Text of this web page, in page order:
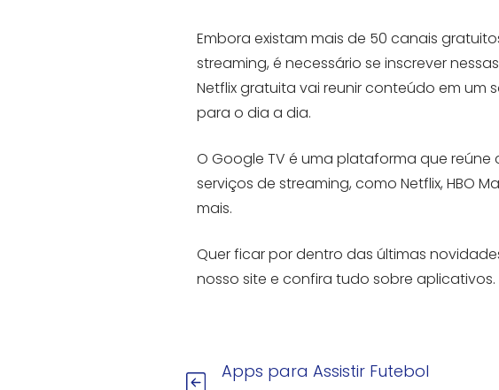
Embora existam mais de 50 canais
streaming, é necessário se inscrever
Netflix gratuita vai reunir conteúdo em um
para o dia a dia.
O Google TV é uma plataforma que reúne
serviços de streaming, como Netflix, HBO
mais.
Quer ficar por dentro das últimas
nosso site e confira tudo sobre aplicativos.
Apps para Assistir Futebol